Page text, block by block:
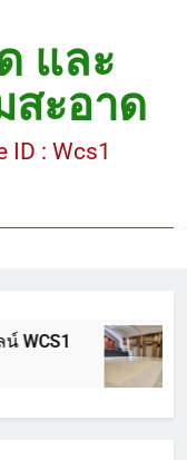
บัวนครปฐม
ไลน์ WCS1
ษาพื้นหินขัด
และ
สะอาด
ID : Wcs1
WCS1